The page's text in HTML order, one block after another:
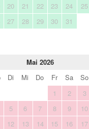
20 21 22 23 24
25
27 28 29 30 31
Mai 2026
Di Mi Do Fr Sa
So
1
2
3
5 6 7 8 9
10
12 13 14 15 16
17